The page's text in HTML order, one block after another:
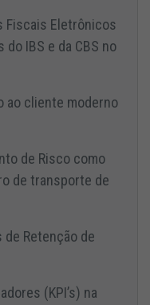
Fiscais Eletrônicos
do IBS e da CBS no
ao cliente moderno
de Risco como
de transporte de
Retenção de
(KPI’s) na